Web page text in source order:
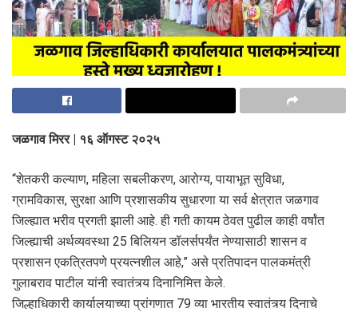
जळगाव मिरर | १६ ऑगस्ट २०२५
“शेतकरी कल्याण, महिला सबलीकरण, आरोग्य, पायाभूत सुविधा,
ग्रामविकास, सुरक्षा आणि प्रशासकीय सुधारणा या सर्व क्षेत्रात जळगाव
जिल्ह्यात भरीव प्रगती झाली आहे. ही गती कायम ठेवत पुढील काही वर्षांत
जिल्ह्याची अर्थव्यवस्था 25 बिलियन डॉलर्सपर्यंत नेण्यासाठी शासन व
प्रशासन एकत्रितपणे प्रयत्नशील आहे,” असे प्रतिपादन पालकमंत्री
गुलाबराव पाटील यांनी स्वातंत्र्य दिनानिमित्त केले.
जिल्हाधिकारी कार्यालयाच्या प्रांगणात 79 व्या भारतीय स्वातंत्र्य दिनाचे